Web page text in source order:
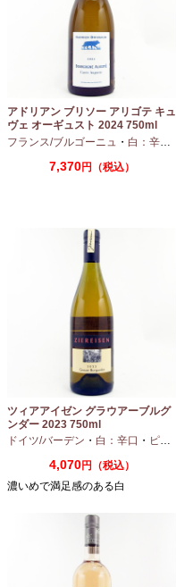
アドリアン ブリソー アリゴテ キュ
ヴェ オーギュスト 2024 750ml
フランス/ブルゴーニュ ・ 白：辛口
7,370円（税込）
ツィアアイゼン グラウアーブルグ
ンダー 2023 750ml
ドイツ/バーデン ・ 白：辛口 ・ ピノグリ
4,070円（税込）
濃いめで満足感のある白